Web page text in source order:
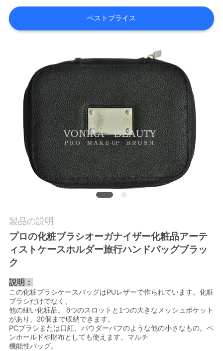
行
ベストプライス
製品の説明
プロの化粧ブラシオーガナイザー化粧品アーテ
ィストケースホルダー旅行ハンドバッグブラッ
ク
説明：
この化粧ブラシケースバッグはPUレザーで作られています。化粧
ブラシだけでなく、
他の細い化粧品。
8つのスロットと1つの大きなメッシュポケット
があり、20個まで収納できます。
PCブラシまたは口紅、パウダーパフのような他の小さなもの。ペ
ンホールドや財布としても使えます。マルチ
機能性バッグ。